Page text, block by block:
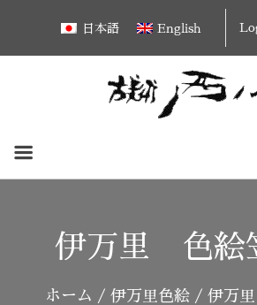
content
日本語 English
伊万里 色絵
ホーム / 伊万里色絵 / 伊万